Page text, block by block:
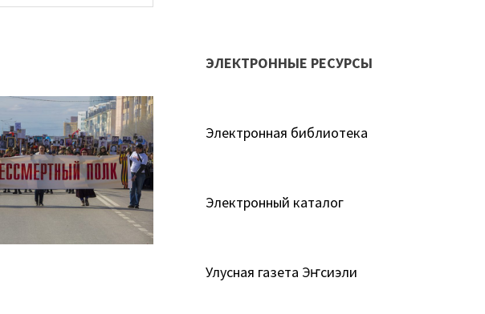
ЭЛЕКТРОННЫЕ РЕСУРСЫ
Электронная библиотека
Электронный каталог
Улусная газета Эҥсиэли